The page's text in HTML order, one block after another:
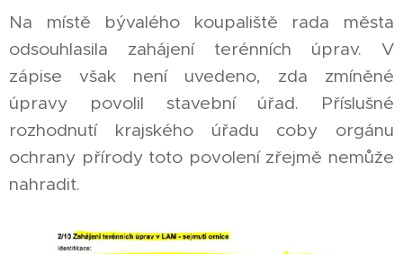
Na místě bývalého koupaliště rada města
odsouhlasila zahájení terénních úprav. V
zápise však není uvedeno, zda zmíněné
úpravy povolil stavební úřad. Příslušné
rozhodnutí krajského úřadu coby orgánu
ochrany přírody toto povolení zřejmě nemůže
nahradit.